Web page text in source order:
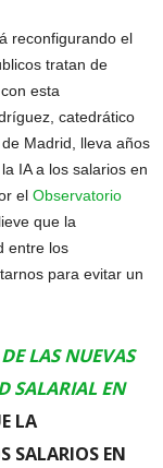
reconfigurando el
tratan de
esta
catedrático
Madrid, lleva años
IA a los salarios en
el Observatorio
que la
entre los
para evitar un
LAS NUEVAS
SALARIAL EN
LA
SALARIOS EN